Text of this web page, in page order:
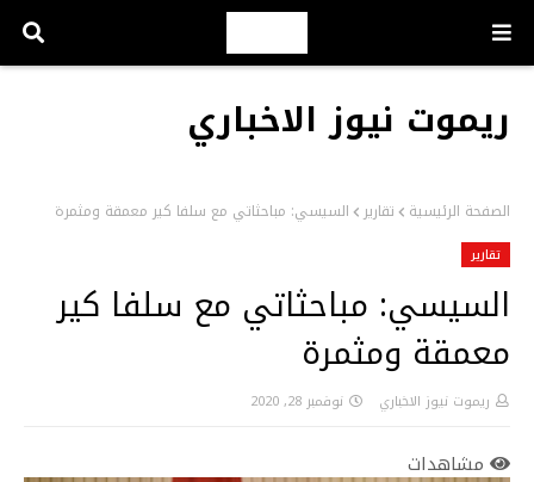
ريموت نيوز الاخباري
الصفحة الرئيسية تقارير السيسي: مباحثاتي مع سلفا كير معمقة ومثمرة
تقارير
السيسي: مباحثاتي مع سلفا كير
معمقة ومثمرة
ريموت نيوز الاخباري نوفمبر 28, 2020
مشاهدات